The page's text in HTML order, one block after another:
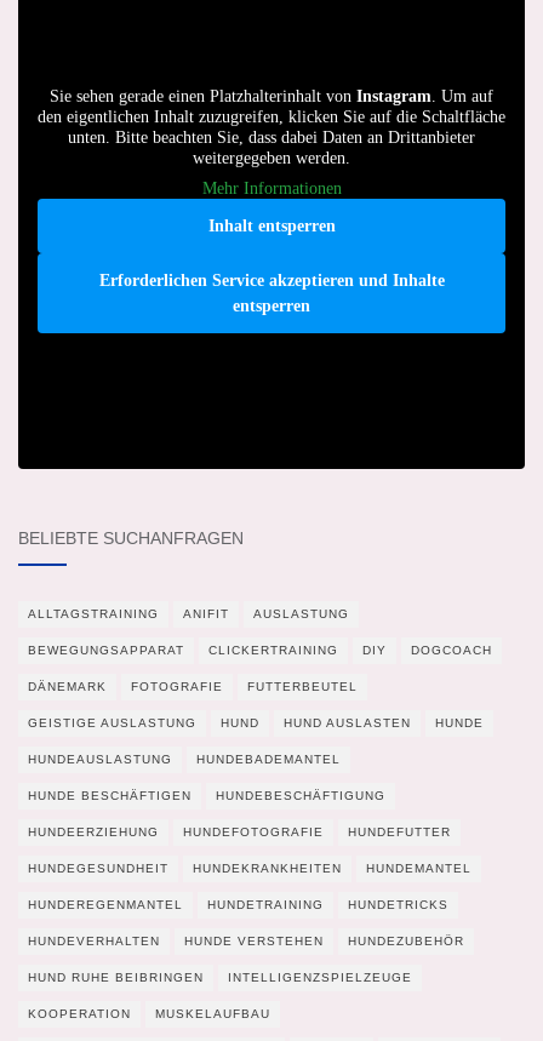
Sie sehen gerade einen Platzhalterinhalt von Instagram. Um auf
den eigentlichen Inhalt zuzugreifen, klicken Sie auf die Schaltfläche
unten. Bitte beachten Sie, dass dabei Daten an Drittanbieter
weitergegeben werden.
Mehr Informationen
Inhalt entsperren
Erforderlichen Service akzeptieren und Inhalte
entsperren
BELIEBTE SUCHANFRAGEN
ALLTAGSTRAINING ANIFIT AUSLASTUNG
BEWEGUNGSAPPARAT CLICKERTRAINING DIY DOGCOACH
DÄNEMARK FOTOGRAFIE FUTTERBEUTEL
GEISTIGE AUSLASTUNG HUND HUND AUSLASTEN HUNDE
HUNDEAUSLASTUNG HUNDEBADEMANTEL
HUNDE BESCHÄFTIGEN HUNDEBESCHÄFTIGUNG
HUNDEERZIEHUNG HUNDEFOTOGRAFIE HUNDEFUTTER
HUNDEGESUNDHEIT HUNDEKRANKHEITEN HUNDEMANTEL
HUNDEREGENMANTEL HUNDETRAINING HUNDETRICKS
HUNDEVERHALTEN HUNDE VERSTEHEN HUNDEZUBEHÖR
HUND RUHE BEIBRINGEN INTELLIGENZSPIELZEUGE
KOOPERATION MUSKELAUFBAU